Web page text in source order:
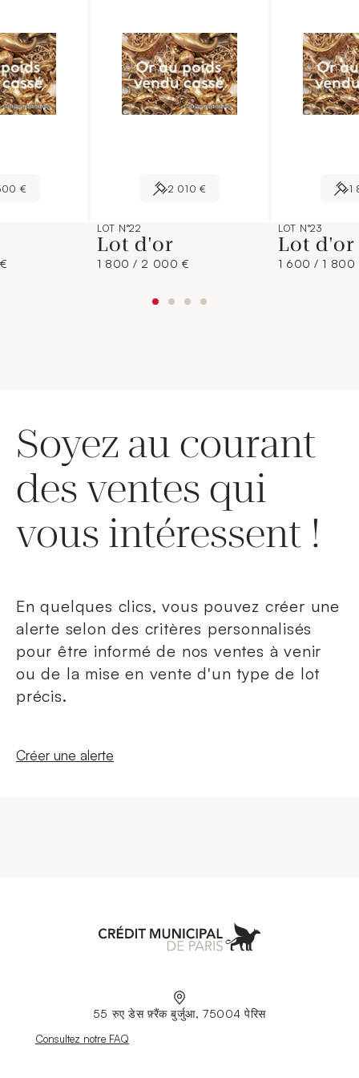
€ 2 010 €
LOT N°22
Lot d'or
1 800 / 2 000 €
1
LOT N°23
Lot d'or
1 600 / 1 800
Soyez au courant
des ventes qui
vous intéressent !
En quelques clics, vous pouvez créer une
alerte selon des critères personnalisés
pour être informé de nos ventes à venir
ou de la mise en vente d'un type de lot
précis.
Nouvelle fenêtre
Créer une alerte
55 रुए डेस फ़्रैंक बुर्जुआ, 75004 पेरिस
Nouvelle fenêtre
Consultez notre FAQ